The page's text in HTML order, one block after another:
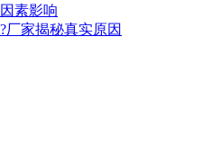
素影响
厂家揭秘真实原因